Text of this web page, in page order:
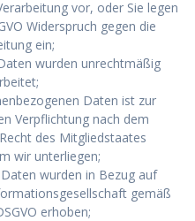
vor, oder Sie legen
Widerspruch gegen die
ein;
wurden unrechtmäßig
Daten ist zur
Verpflichtung nach dem
des Mitgliedstaates
wir unterliegen;
wurden in Bezug auf
gemäß
erhoben;